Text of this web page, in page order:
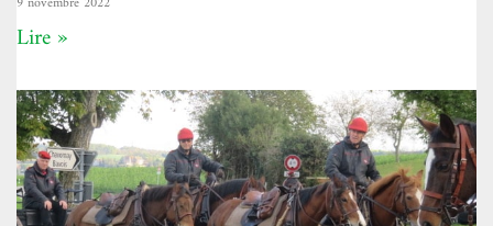
Lire »